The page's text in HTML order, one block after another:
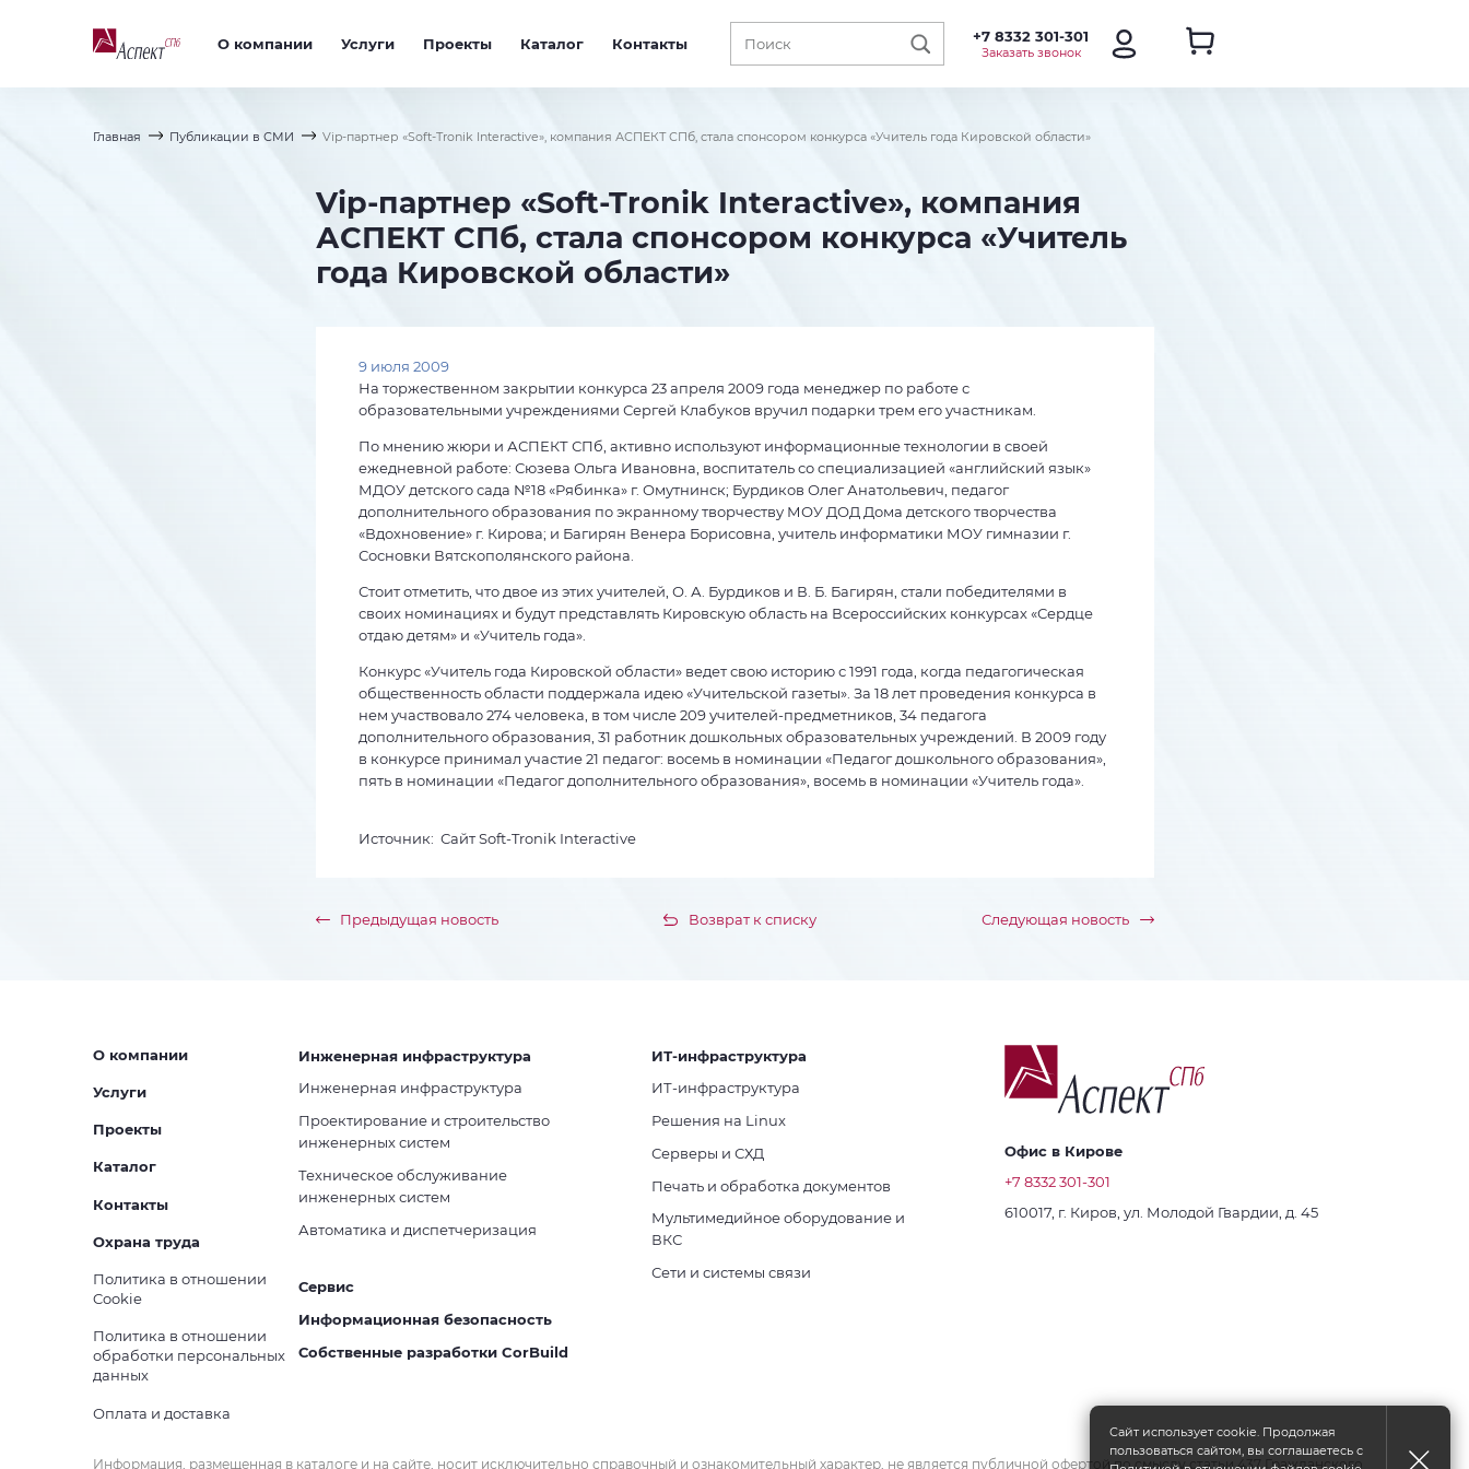
О компании Услуги Проекты Каталог Контакты +7 8332 301-301
Заказать звонок
Главная Публикации в СМИ Vip-партнер «Soft-Tronik Interactive», компания АСПЕКТ СПб, стала спонсором конкурса «Учитель года Кировской области»
Vip-партнер «Soft-Tronik Interactive», компания
АСПЕКТ СПб, стала спонсором конкурса «Учитель
года Кировской области»
9 июля 2009
На торжественном закрытии конкурса 23 апреля 2009 года менеджер по работе с
образовательными учреждениями Сергей Клабуков вручил подарки трем его участникам.
По мнению жюри и АСПЕКТ СПб, активно используют информационные технологии в своей
ежедневной работе: Сюзева Ольга Ивановна, воспитатель со специализацией «английский язык»
МДОУ детского сада №18 «Рябинка» г. Омутнинск; Бурдиков Олег Анатольевич, педагог
дополнительного образования по экранному творчеству МОУ ДОД Дома детского творчества
«Вдохновение» г. Кирова; и Багирян Венера Борисовна, учитель информатики МОУ гимназии г.
Сосновки Вятскополянского района.
Стоит отметить, что двое из этих учителей, О. А. Бурдиков и В. Б. Багирян, стали победителями в
своих номинациях и будут представлять Кировскую область на Всероссийских конкурсах «Сердце
отдаю детям» и «Учитель года».
Конкурс «Учитель года Кировской области» ведет свою историю с 1991 года, когда педагогическая
общественность области поддержала идею «Учительской газеты». За 18 лет проведения конкурса в
нем участвовало 274 человека, в том числе 209 учителей-предметников, 34 педагога
дополнительного образования, 31 работник дошкольных образовательных учреждений. В 2009 году
в конкурсе принимал участие 21 педагог: восемь в номинации «Педагог дошкольного образования»,
пять в номинации «Педагог дополнительного образования», восемь в номинации «Учитель года».
Источник: Сайт Soft-Tronik Interactive
Предыдущая новость Возврат к списку Следующая новость
О компании
Услуги
Проекты
Каталог
Контакты
Охрана труда
Политика в отношении
Cookie
Политика в отношении
обработки персональных
данных
Оплата и доставка
Инженерная инфраструктура
Инженерная инфраструктура
Проектирование и строительство
инженерных систем
Техническое обслуживание
инженерных систем
Автоматика и диспетчеризация
Сервис
Информационная безопасность
Собственные разработки CorBuild
ИТ-инфраструктура
ИТ-инфраструктура
Решения на Linux
Серверы и СХД
Печать и обработка документов
Мультимедийное оборудование и
ВКС
Сети и системы связи
Офис в Кирове
+7 8332 301-301
610017, г. Киров, ул. Молодой Гвардии, д. 45
Информация, размещенная в каталоге и на сайте, носит исключительно справочный и ознакомительный характер, не является публичной офертой по смыслу статьи 437 Гражданского
Сайт использует cookie. Продолжая
пользоваться сайтом, вы соглашаетесь с